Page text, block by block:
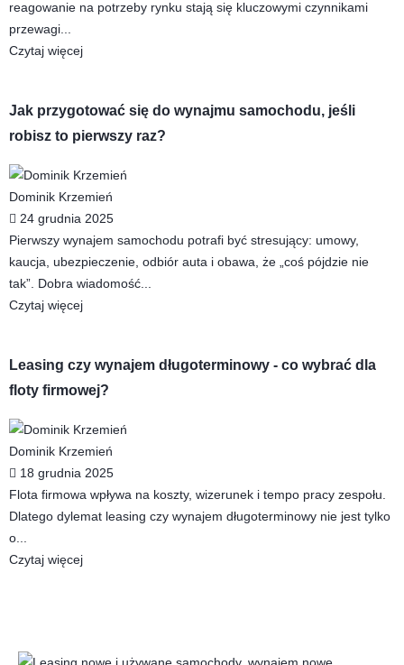
reagowanie na potrzeby rynku stają się kluczowymi czynnikami
przewagi...
Czytaj więcej
Jak przygotować się do wynajmu samochodu, jeśli
robisz to pierwszy raz?
Dominik Krzemień
24 grudnia 2025
Pierwszy wynajem samochodu potrafi być stresujący: umowy,
kaucja, ubezpieczenie, odbiór auta i obawa, że „coś pójdzie nie
tak”. Dobra wiadomość...
Czytaj więcej
Leasing czy wynajem długoterminowy - co wybrać dla
floty firmowej?
Dominik Krzemień
18 grudnia 2025
Flota firmowa wpływa na koszty, wizerunek i tempo pracy zespołu.
Dlatego dylemat leasing czy wynajem długoterminowy nie jest tylko
o...
Czytaj więcej